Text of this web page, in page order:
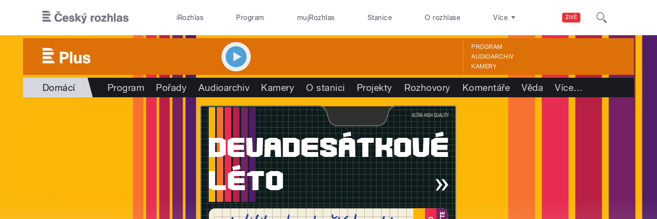
ŽIVĚ
iRozhlas Program mujRozhlas Stanice O rozhlase Více
PROGRAM
AUDIOARCHIV
KAMERY
Domácí Program Pořady Audioarchiv Kamery O stanici Projekty Rozhovory Komentáře Věda Více…